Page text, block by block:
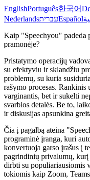
EnglishPortuguês한국어
NederlandsעבריתEspañol
Kaip "Speechyou" padeda
pramonėje?
Pristatymo operacijų
su efektyviu ir sklandžiu
problemų, su kuria
rašymo procesas. Rankinis
varginantis, bet ir sukelti
svarbios detalės. Be to,
ir diskusijas apsunkina
Čia į pagalbą ateina
programinė įranga, kuri
konvertuoja garso įrašus į
pagrindinių privalumų,
dirbti su populiariausiomis
tokiomis kaip Zoom,